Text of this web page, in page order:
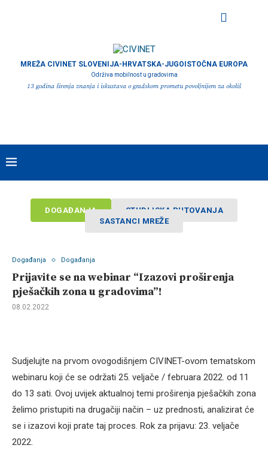
MREŽA CIVINET SLOVENIJA-HRVATSKA-JUGOISTOČNA EUROPA
Održiva mobilnost u gradovima
13 godina širenja znanja i iskustava o gradskom prometu povoljnijem za okoliš
DOGAĐANJA
STUDIJSKA PUTOVANJA
SASTANCI MREŽE
Događanja Događanja
Prijavite se na webinar “Izazovi proširenja
pješačkih zona u gradovima”!
08.02.2022
Sudjelujte na prvom ovogodišnjem CIVINET-ovom tematskom
webinaru koji će se održati 25. veljače / februara 2022. od 11
do 13 sati. Ovoj uvijek aktualnoj temi proširenja pješačkih zona
želimo pristupiti na drugačiji način – uz prednosti, analizirat će
se i izazovi koji prate taj proces. Rok za prijavu: 23. veljače
2022.